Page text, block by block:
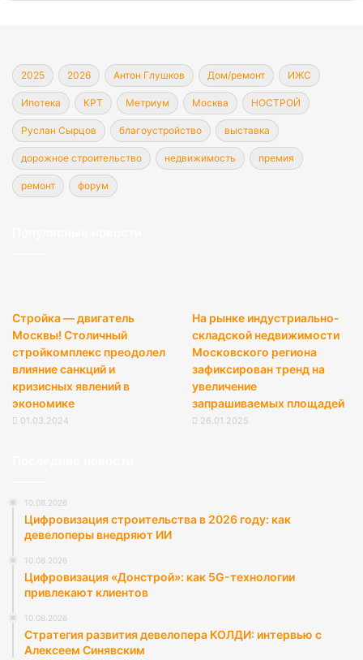
2025 2026 Антон Глушков Дом/ремонт ИЖС
Ипотека КРТ Метриум Москва НОСТРОЙ
Руслан Сырцов благоустройство выставка
дорожное строительство недвижимость премия
ремонт форум
Стройка — двигатель
Москвы! Столичный
стройкомплекс преодолел
влияние санкций и
кризисных явлений в
экономике
01.03.2024
На рынке индустриально-
складской недвижимости
Московского региона
зафиксирован тренд на
увеличение
запрашиваемых площадей
26.01.2025
10.08.2026
Цифровизация строительства в 2026 году: как
девелоперы внедряют ИИ
10.08.2026
Цифровизация «Донстрой»: как 5G-технологии
привлекают клиентов
10.08.2026
Стратегия развития девелопера КОЛДИ: интервью с
Алексеем Синявским